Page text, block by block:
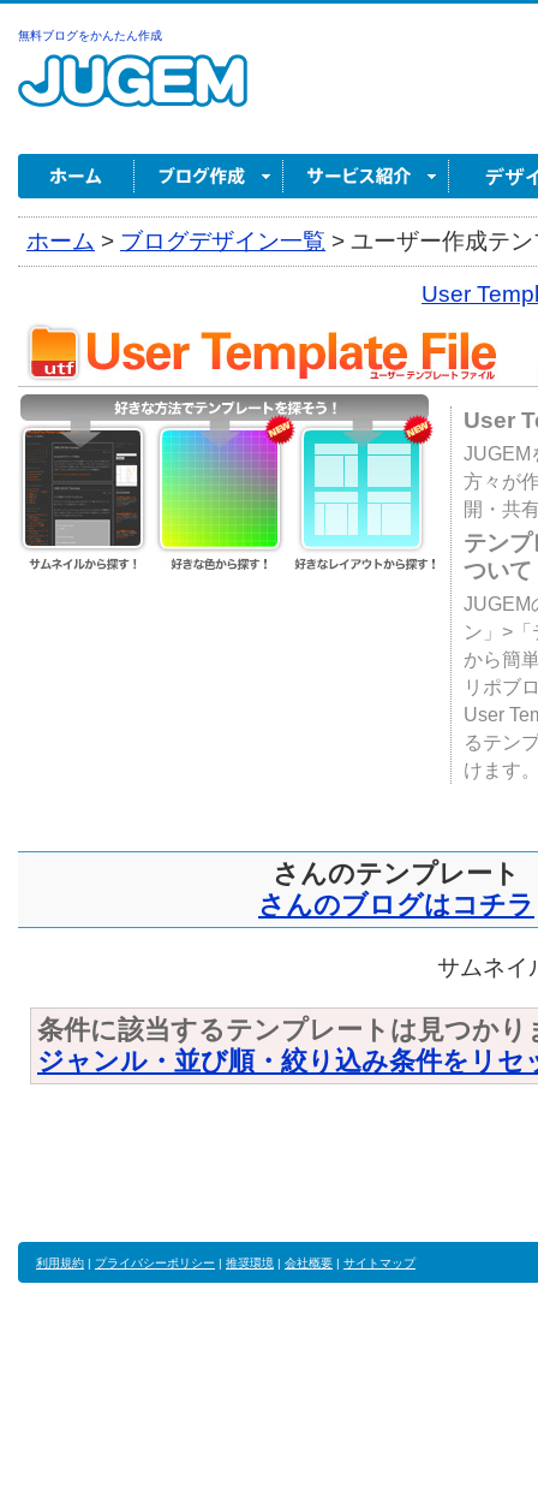
無料ブログをかんたん作成
ホーム > ブログデザイン一覧 > ユーザー作成テ
User
User
JUGEM
方々が
開・共
テン
ついて
JUGEM
ン」>
から簡
リポブ
User
るテン
けます
さんのテンプレート
さんのブログはコチラ
サムネイ
条件に該当するテンプレートは見つかり
ジャンル・並び順・絞り込み条件をリセ
利用規約 | プライバシーポリシー | 推奨環境 | 会社概要 | サイトマップ